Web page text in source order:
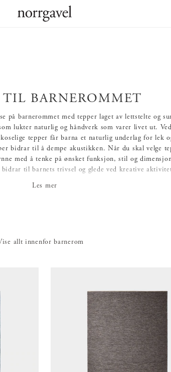
TIL BARNEROMMET
på barnerommet med tepper laget av lettstelte og
lukter naturlig og håndverk som varer livet ut.
tepper får barna et naturlig underlag for lek
bidrar til å dempe akustikken. Når du skal velge
med å tenke på ønsket funksjon, stil og
til barnets trivsel og glede ved kreative
Les mer
allt innenfor barnerom